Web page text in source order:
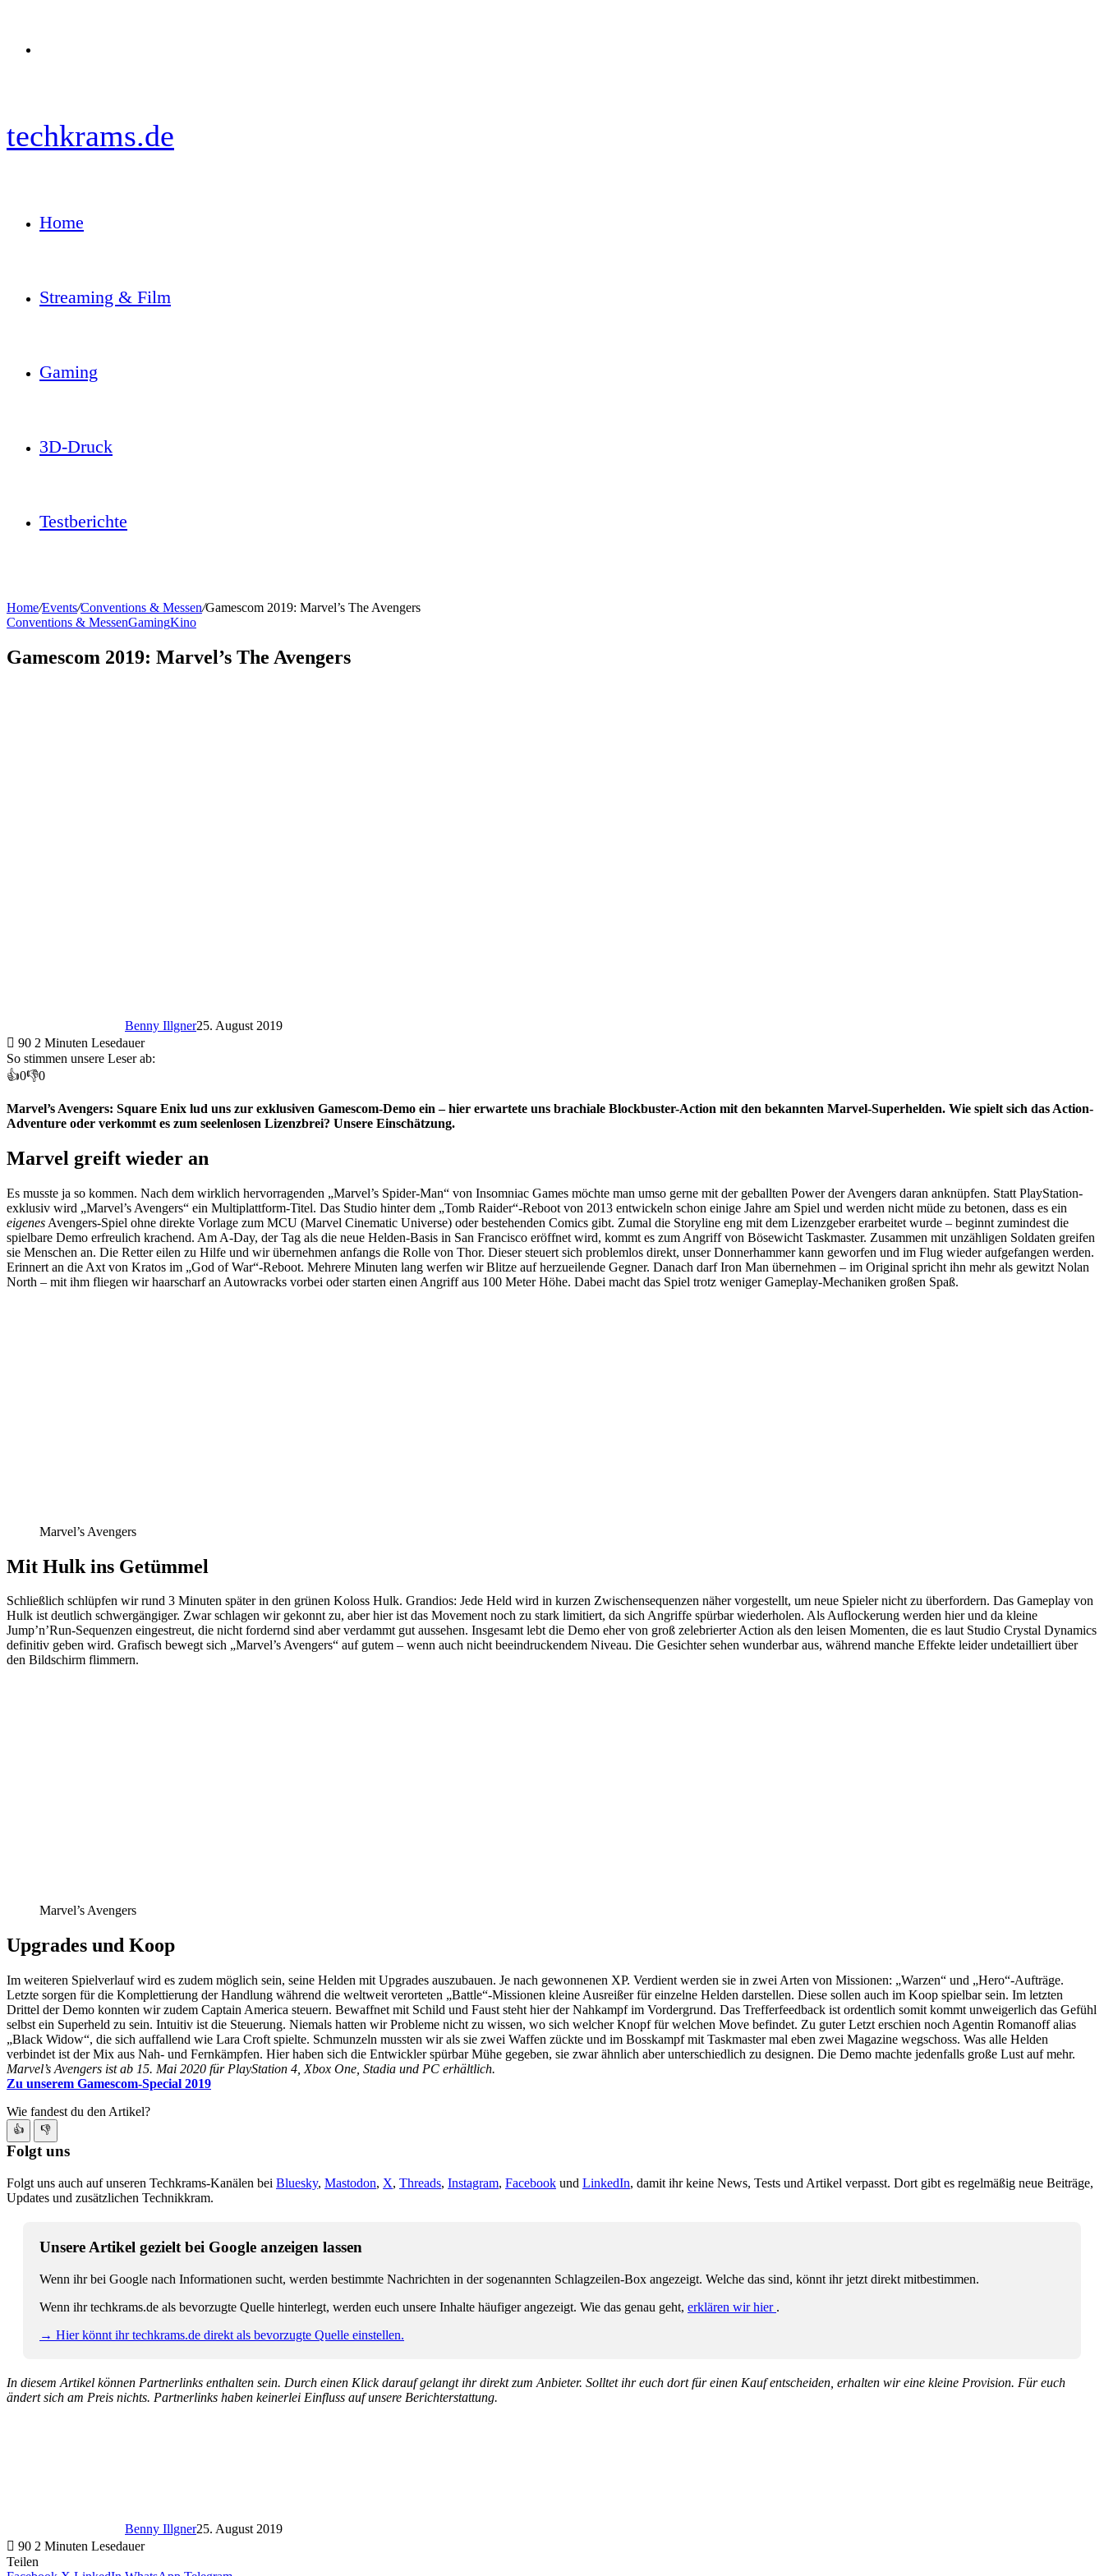
techkrams.de
Home
Streaming & Film
Gaming
3D-Druck
Testberichte
Home/Events/Conventions & Messen/Gamescom 2019: Marvel’s The Avengers
Conventions & MessenGamingKino
Gamescom 2019: Marvel’s The Avengers
Benny Illgner25. August 2019
90 2 Minuten Lesedauer
So stimmen unsere Leser ab:
👍0👎0
Marvel’s Avengers: Square Enix lud uns zur exklusiven Gamescom-Demo ein – hier erwartete uns brachiale Blockbuster-Action mit den bekannten Marvel-Superhelden. Wie spielt sich das Action-
Adventure oder verkommt es zum seelenlosen Lizenzbrei? Unsere Einschätzung.
Marvel greift wieder an
Es musste ja so kommen. Nach dem wirklich hervorragenden „Marvel’s Spider-Man“ von Insomniac Games möchte man umso gerne mit der geballten Power der Avengers daran anknüpfen. Statt PlayStation-
exklusiv wird „Marvel’s Avengers“ ein Multiplattform-Titel. Das Studio hinter dem „Tomb Raider“-Reboot von 2013 entwickeln schon einige Jahre am Spiel und werden nicht müde zu betonen, dass es ein
eigenes Avengers-Spiel ohne direkte Vorlage zum MCU (Marvel Cinematic Universe) oder bestehenden Comics gibt. Zumal die Storyline eng mit dem Lizenzgeber erarbeitet wurde – beginnt zumindest die
spielbare Demo erfreulich krachend. Am A-Day, der Tag als die neue Helden-Basis in San Francisco eröffnet wird, kommt es zum Angriff von Bösewicht Taskmaster. Zusammen mit unzähligen Soldaten greifen
sie Menschen an. Die Retter eilen zu Hilfe und wir übernehmen anfangs die Rolle von Thor. Dieser steuert sich problemlos direkt, unser Donnerhammer kann geworfen und im Flug wieder aufgefangen werden.
Erinnert an die Axt von Kratos im „God of War“-Reboot. Mehrere Minuten lang werfen wir Blitze auf herzueilende Gegner. Danach darf Iron Man übernehmen – im Original spricht ihn mehr als gewitzt Nolan
North – mit ihm fliegen wir haarscharf an Autowracks vorbei oder starten einen Angriff aus 100 Meter Höhe. Dabei macht das Spiel trotz weniger Gameplay-Mechaniken großen Spaß.
Marvel’s Avengers
Mit Hulk ins Getümmel
Schließlich schlüpfen wir rund 3 Minuten später in den grünen Koloss Hulk. Grandios: Jede Held wird in kurzen Zwischensequenzen näher vorgestellt, um neue Spieler nicht zu überfordern. Das Gameplay von
Hulk ist deutlich schwergängiger. Zwar schlagen wir gekonnt zu, aber hier ist das Movement noch zu stark limitiert, da sich Angriffe spürbar wiederholen. Als Auflockerung werden hier und da kleine
Jump’n’Run-Sequenzen eingestreut, die nicht fordernd sind aber verdammt gut aussehen. Insgesamt lebt die Demo eher von groß zelebrierter Action als den leisen Momenten, die es laut Studio Crystal Dynamics
definitiv geben wird. Grafisch bewegt sich „Marvel’s Avengers“ auf gutem – wenn auch nicht beeindruckendem Niveau. Die Gesichter sehen wunderbar aus, während manche Effekte leider undetailliert über
den Bildschirm flimmern.
Marvel’s Avengers
Upgrades und Koop
Im weiteren Spielverlauf wird es zudem möglich sein, seine Helden mit Upgrades auszubauen. Je nach gewonnenen XP. Verdient werden sie in zwei Arten von Missionen: „Warzen“ und „Hero“-Aufträge.
Letzte sorgen für die Komplettierung der Handlung während die weltweit verorteten „Battle“-Missionen kleine Ausreißer für einzelne Helden darstellen. Diese sollen auch im Koop spielbar sein. Im letzten
Drittel der Demo konnten wir zudem Captain America steuern. Bewaffnet mit Schild und Faust steht hier der Nahkampf im Vordergrund. Das Trefferfeedback ist ordentlich somit kommt unweigerlich das Gefühl
selbst ein Superheld zu sein. Intuitiv ist die Steuerung. Niemals hatten wir Probleme nicht zu wissen, wo sich welcher Knopf für welchen Move befindet. Zu guter Letzt erschien noch Agentin Romanoff alias
„Black Widow“, die sich auffallend wie Lara Croft spielte. Schmunzeln mussten wir als sie zwei Waffen zückte und im Bosskampf mit Taskmaster mal eben zwei Magazine wegschoss. Was alle Helden
verbindet ist der Mix aus Nah- und Fernkämpfen. Hier haben sich die Entwickler spürbar Mühe gegeben, sie zwar ähnlich aber unterschiedlich zu designen. Die Demo machte jedenfalls große Lust auf mehr.
Marvel’s Avengers ist ab 15. Mai 2020 für PlayStation 4, Xbox One, Stadia und PC erhältlich.
Zu unserem Gamescom-Special 2019
Wie fandest du den Artikel?
👍 👎
Folgt uns
Folgt uns auch auf unseren Techkrams-Kanälen bei Bluesky, Mastodon, X, Threads, Instagram, Facebook und LinkedIn, damit ihr keine News, Tests und Artikel verpasst. Dort gibt es regelmäßig neue Beiträge,
Updates und zusätzlichen Technikkram.
Unsere Artikel gezielt bei Google anzeigen lassen
Wenn ihr bei Google nach Informationen sucht, werden bestimmte Nachrichten in der sogenannten Schlagzeilen-Box angezeigt. Welche das sind, könnt ihr jetzt direkt mitbestimmen.
Wenn ihr techkrams.de als bevorzugte Quelle hinterlegt, werden euch unsere Inhalte häufiger angezeigt. Wie das genau geht, erklären wir hier .
→ Hier könnt ihr techkrams.de direkt als bevorzugte Quelle einstellen.
In diesem Artikel können Partnerlinks enthalten sein. Durch einen Klick darauf gelangt ihr direkt zum Anbieter. Solltet ihr euch dort für einen Kauf entscheiden, erhalten wir eine kleine Provision. Für euch
ändert sich am Preis nichts. Partnerlinks haben keinerlei Einfluss auf unsere Berichterstattung.
Benny Illgner25. August 2019
90 2 Minuten Lesedauer
Teilen